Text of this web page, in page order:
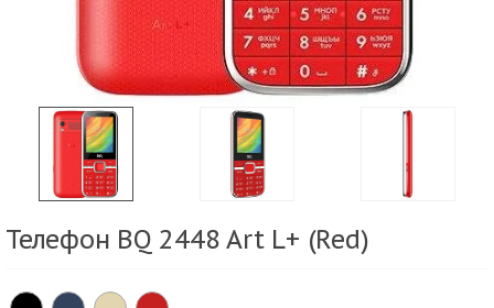
Телефон BQ 2448 Art L+ (Red)